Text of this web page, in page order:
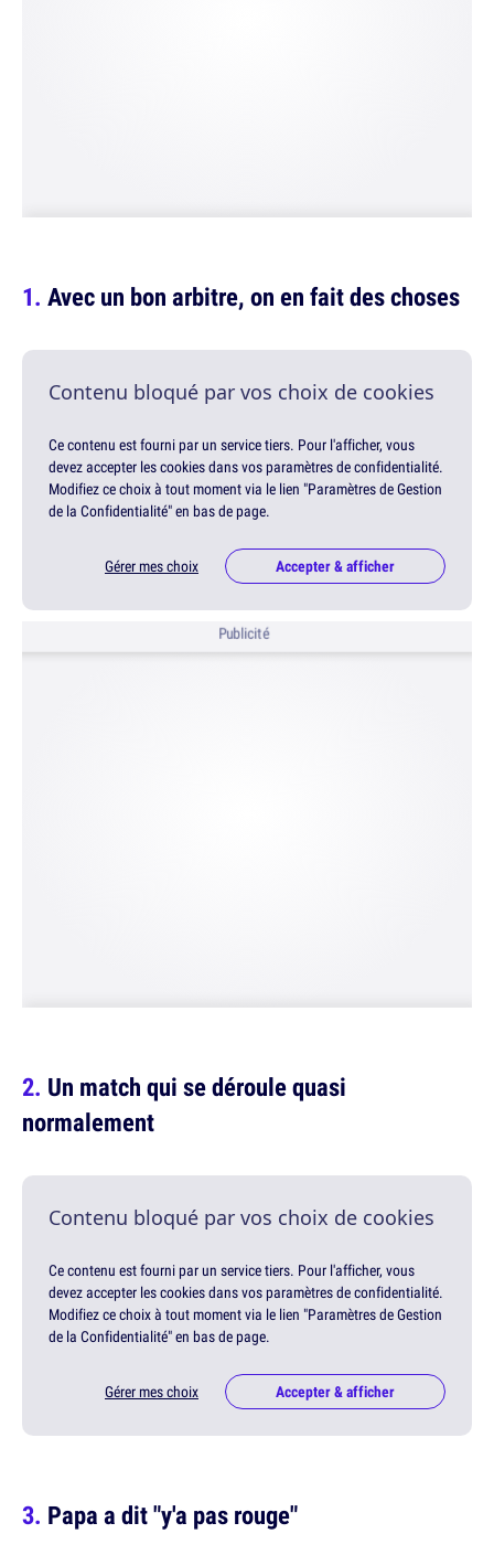
Avec un bon arbitre, on en fait des choses
Contenu bloqué par vos choix de cookies
Ce contenu est fourni par un service tiers. Pour l'afficher, vous
devez accepter les cookies dans vos paramètres de confidentialité.
Modifiez ce choix à tout moment via le lien "Paramètres de Gestion
de la Confidentialité" en bas de page.
Gérer mes choix Accepter & afficher
Publicité
Un match qui se déroule quasi
normalement
Contenu bloqué par vos choix de cookies
Ce contenu est fourni par un service tiers. Pour l'afficher, vous
devez accepter les cookies dans vos paramètres de confidentialité.
Modifiez ce choix à tout moment via le lien "Paramètres de Gestion
de la Confidentialité" en bas de page.
Gérer mes choix Accepter & afficher
Papa a dit "y'a pas rouge"